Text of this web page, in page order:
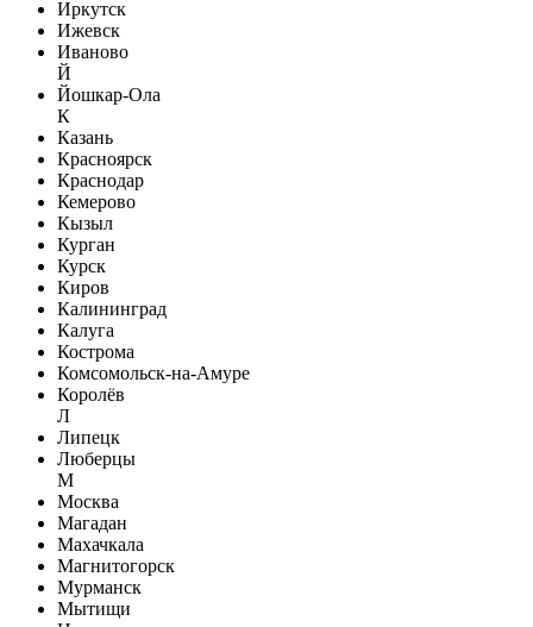
Иркутск
Ижевск
Иваново
Й
Йошкар-Ола
К
Казань
Красноярск
Краснодар
Кемерово
Кызыл
Курган
Курск
Киров
Калининград
Калуга
Кострома
Комсомольск-на-Амуре
Королёв
Л
Липецк
Люберцы
М
Москва
Магадан
Махачкала
Магнитогорск
Мурманск
Мытищи